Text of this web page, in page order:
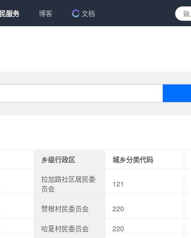
服务 博客 文档
乡级行政区 城乡分类代码
拉加路社区居民委
员会
121
赞根村民委员会 220
哈夏村民委员会 220